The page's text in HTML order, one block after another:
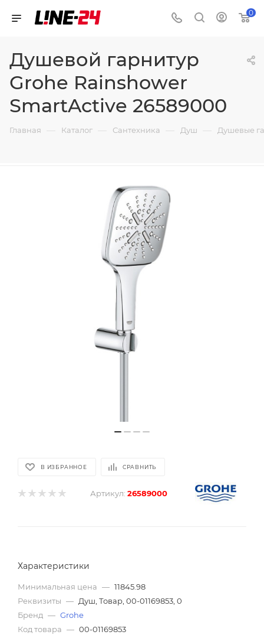
0
Душевой гарнитур
Grohe Rainshower
SmartActive 26589000
Главная — Каталог — Сантехника — Душ — Душевые
В ИЗБРАННОЕ СРАВНИТЬ
Артикул: 26589000
Характеристики
Минимальная цена — 11845.98
Реквизиты — Душ, Товар, 00-01169853, 0
Бренд — Grohe
Код товара — 00-01169853